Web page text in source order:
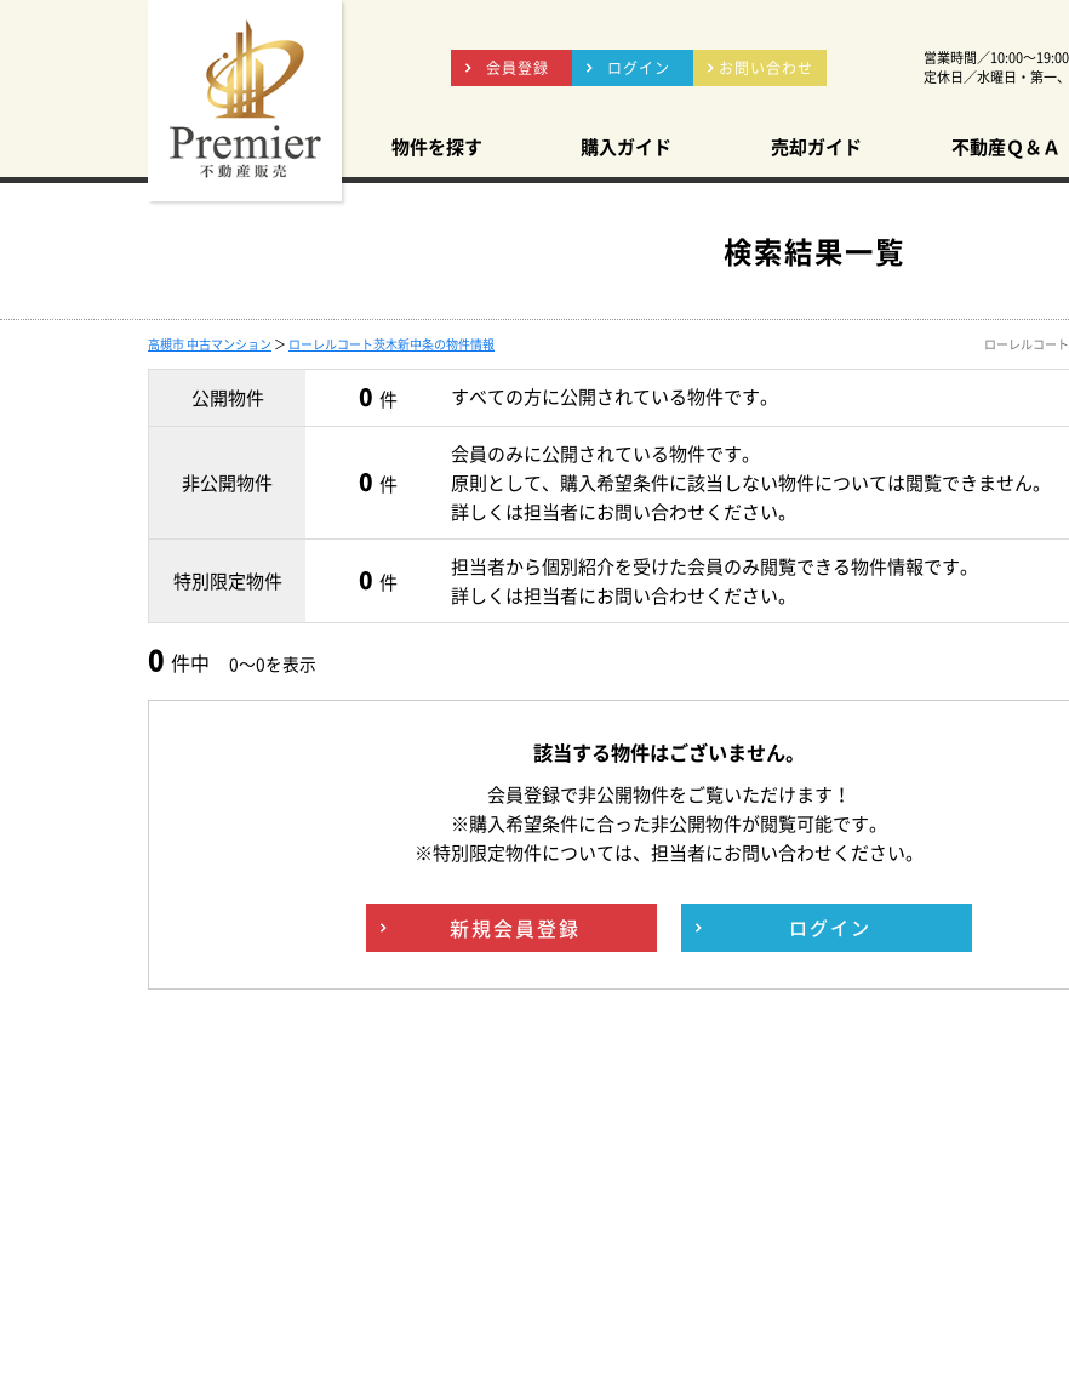
会員登録 ログイン お問い合わせ
営業時間／10:00～19:00
定休日／水曜日・第一
物件を探す 購入ガイド 売却ガイド 不動産Ｑ＆Ａ
検索結果一覧
高槻市 中古マンション ＞ ローレルコート茨木新中条の物件情報 ローレルコー
公開物件 0 件 すべての方に公開されている物件です。
非公開物件 0 件
会員のみに公開されている物件です。
原則として、購入希望条件に該当しない物件については閲覧できません。
詳しくは担当者にお問い合わせください。
特別限定物件 0 件
担当者から個別紹介を受けた会員のみ閲覧できる物件情報です。
詳しくは担当者にお問い合わせください。
0 件中 0～0を表示
該当する物件はございません。
会員登録で非公開物件をご覧いただけます！
※購入希望条件に合った非公開物件が閲覧可能です。
※特別限定物件については、担当者にお問い合わせください。
新規会員登録 ログイン